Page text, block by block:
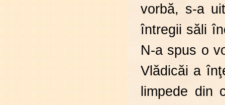
vorbă, s-a
întregii săli
N-a spus o
Vlădicăi a
limpede din